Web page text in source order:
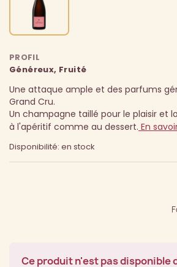
PROFIL
Généreux, Fruité
Une attaque ample et des parfums
Grand Cru.
Un champagne taillé pour le plaisir et
à l'apéritif comme au dessert. En
Disponibilité: en stock
Ce produit n'est pas disponible